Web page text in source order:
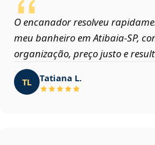
O encanador resolveu
meu banheiro em Atibaia‑SP,
organização, preço justo e
TL Tatiana L.